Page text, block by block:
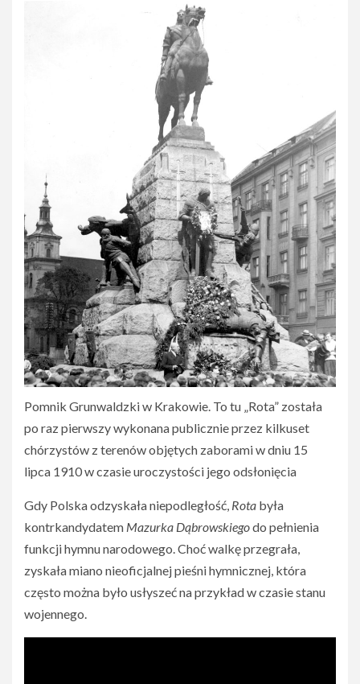
Pomnik Grunwaldzki w Krakowie. To tu „Rota” została
po raz pierwszy wykonana publicznie przez kilkuset
chórzystów z terenów objętych zaborami w dniu 15
lipca 1910 w czasie uroczystości jego odsłonięcia
Gdy Polska odzyskała niepodległość, Rota była
kontrkandydatem Mazurka Dąbrowskiegodo pełnienia
funkcji hymnu narodowego. Choć walkę przegrała,
zyskała miano nieoficjalnej pieśni hymnicznej, która
często można było usłyszeć na przykład w czasie stanu
wojennego.